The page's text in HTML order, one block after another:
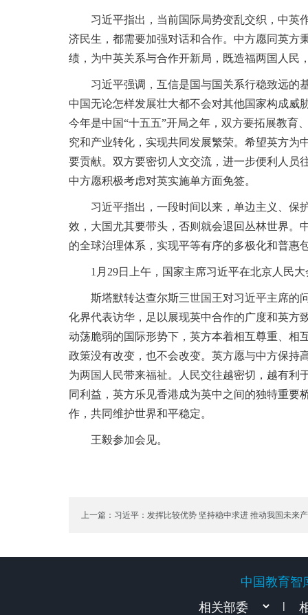
习近平指出，当前国际局势变乱交织，中英作
济民生，都需要加强对话和合作。中方愿同英方
绩，为中英关系与合作开新局，既造福两国人民
习近平强调，互信是国与国关系行稳致远的基
中国无论怎样发展壮大都不会对其他国家构成威
今年是中国“十五五”开局之年，双方要拓展教育
究和产业转化，实现共同发展繁荣。希望英方为
要贡献。双方要密切人文交流，进一步便利人员
中方愿积极考虑对英实施单方面免签。
习近平指出，一段时间以来，单边主义、保护
效，大国尤其要带头，否则就会退回丛林世界。
的全球治理体系，实现平等有序的多极化和普惠
1月29日上午，国家主席习近平在北京人民大
斯塔默转达查尔斯三世国王对习近平主席的问
化界代表访华，足以展现英中合作的广度和英方
动荡脆弱的国际形势下，英方本着相互尊重、相
政策没有改变，也不会改变。英方愿与中方保持
为两国人民带来福祉。人民交往越密切，越有利
同利益，英方乐见香港成为英中之间的独特重
作，共同维护世界和平稳定。
王毅参加会见。
上一篇：习近平：发挥比较优势 坚持稳中求进 推动我国未来
中国教育智
|